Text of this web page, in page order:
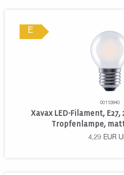
E
00112840
Xavax LED-Filament, E27,
Tropfenlampe,
4,29 EUR